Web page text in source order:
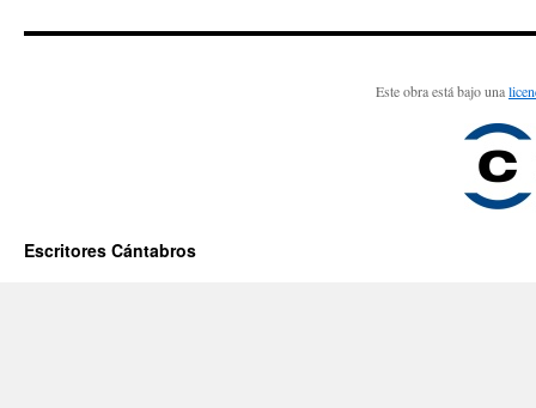
Este obra está bajo una
Escritores Cántabros